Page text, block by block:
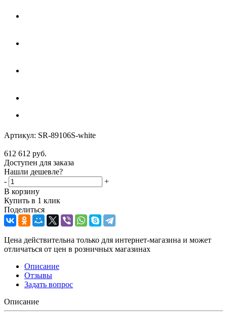
Артикул: SR-89106S-white
612 612 руб.
Доступен для заказа
Нашли дешевле?
-
+
В корзину
Купить в 1 клик
Поделиться
Цена действительна только для интернет-магазина и может
отличаться от цен в розничных магазинах
Описание
Отзывы
Задать вопрос
Описание